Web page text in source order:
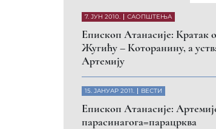
7. ЈУН 2010. САОПШТЕЊА
Eпископ Атанасије: Кратак
Жугићу – Которанину, а
Артемију
15. ЈАНУАР 2011. ВЕСТИ
Eпископ Атанасије:
парасинагога=парацрква